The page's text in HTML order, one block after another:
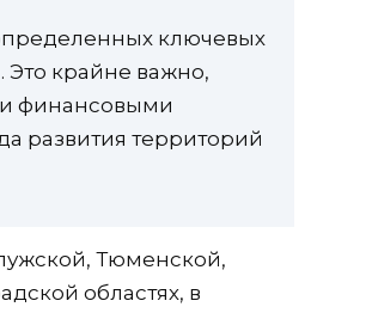
ключевых
Это крайне важно,
финансовыми
развития территорий
Тюменской,
областях, в